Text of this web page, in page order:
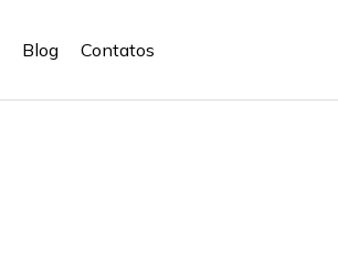
Blog Contatos